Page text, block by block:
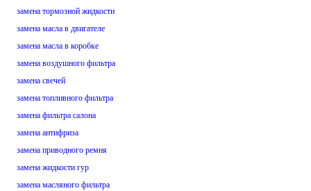
замена тормозной жидкости
замена масла в двигателе
замена масла в коробке
замена воздушного фильтра
замена свечей
замена топливного фильтра
замена фильтра салона
замена антифриза
замена приводного ремня
замена жидкости гур
замена масляного фильтра